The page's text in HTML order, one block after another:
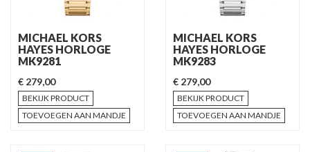
MICHAEL KORS
HAYES HORLOGE
MK9281
€ 279,00
BEKIJK PRODUCT
TOEVOEGEN AAN MANDJE
MICHAEL KORS
HAYES HORLOGE
MK9283
€ 279,00
BEKIJK PRODUCT
TOEVOEGEN AAN MANDJE